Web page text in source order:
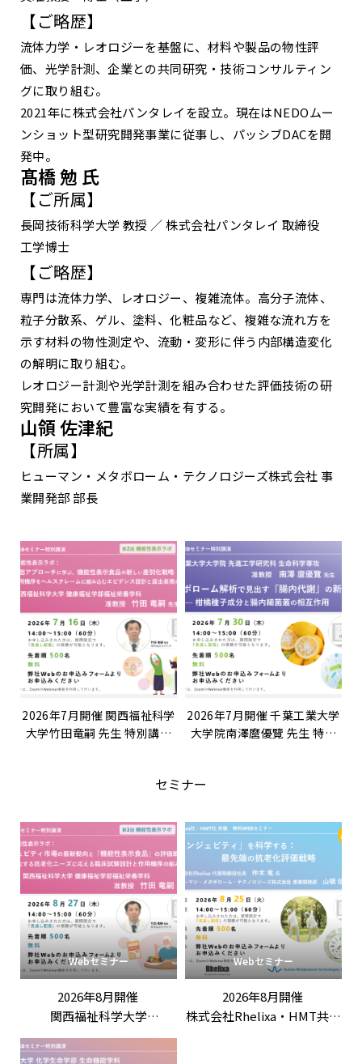
【ご略歴】
流体力学・レオロジーを基盤に、材料や製品の物性評
価、光学計測、企業との共同研究・技術コンサルティン
グに取り組む。
2021年に株式会社パンタレイを設立。現在はNEDOムー
ンショット型研究開発事業に従事し、パッシブDACを開
発中。
髙橋 勉 氏
【ご所属】
長岡技術科学大学 教授 ／ 株式会社パンタレイ 取締役
工学博士
【ご略歴】
専門は流体力学、レオロジー、複雑流体。高分子流体、
粒子分散系、ゲル、塗料、化粧品など、複雑な流れ方を
示す材料の物性測定や、流動・変形に伴う内部構造変化
の解明に取り組む。
レオロジー計測や光学計測を組み合わせた評価技術の研
究開発において豊富な実績を有する。
山領 佐津紀
【所属】
ヒューマン・メタボローム・テクノロジーズ株式会社 事
業開発部 部長
2026年7月開催 関西福祉科学
大学竹田竜嗣 先生 特別講演
能性表示食品の新しい差別化
ムに組み込むエビデンス設計
と届出表現の考え方」
2026年7月開催 千葉工業大学
大学院南澤麿優覽 先生 特別
柑橘種子成分と腸内細菌叢の
セミナー
Webセミナー
2026年8月開催
関西福祉科学大学
竹田竜嗣 先生 特別講演
「第3回機能性表示ラボ：
Webセミナー
2026年8月開催
株式会社Rhelixa・HMT共催